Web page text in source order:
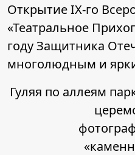
Открытие IX-го
«Театральное
году Защитника
многолюдным и
Гуляя по аллеям